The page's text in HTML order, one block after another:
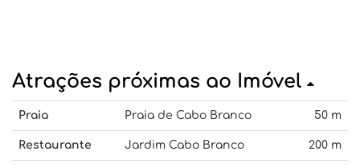
Atrações próximas ao Imóvel
Praia Praia de Cabo Branco 50 m
Restaurante Jardim Cabo Branco 200 m